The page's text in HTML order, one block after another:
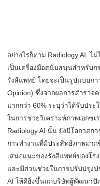
อย่างไรก็ตาม Radiology AI ไ
เป็นเครื่องมือสนับสนุนสำหรับ
รังสีแพทย์ โดยจะเป็นรูปแบบกา
Opinion) ซึ่งจากผลการสำรว
มากกว่า 60% ระบุว่าได้รับปร
ในการช่วยวิเคราะห์ภาพเอกซ
Radiology AI นั้น ยังมีโอกาสก
การทำงานที่มีประสิทธิภาพมา
เสนอแนะของรังสีแพทย์ของโ
และมีส่วนช่วยในการปรับปรุงป
AI ให้ดียิ่งขึ้นแก่บริษัทผู้พัฒนาปั